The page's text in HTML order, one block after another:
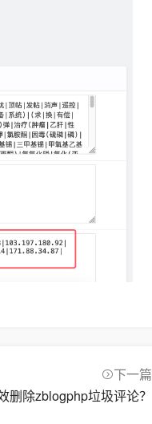
下一篇
删除zblogphp垃圾评论？